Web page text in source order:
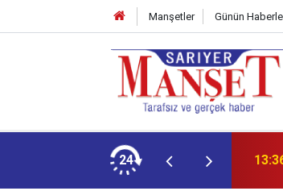
Manşetler Günün
24